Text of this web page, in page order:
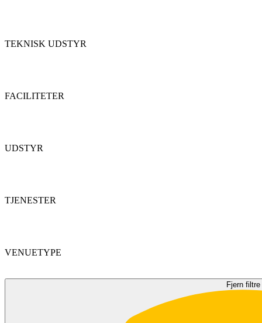
TEKNISK UDSTYR
FACILITETER
UDSTYR
TJENESTER
VENUETYPE
Fjern filtre